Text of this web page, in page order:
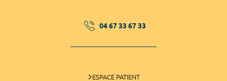
04 67 33 67 33
ESPACE PATIENT